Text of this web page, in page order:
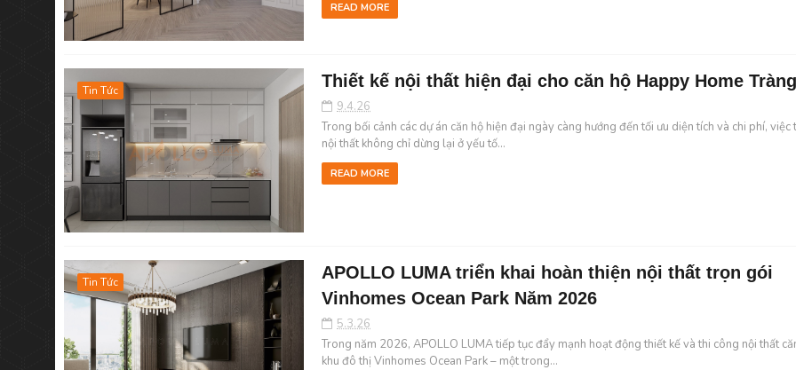
READ MORE
Tin Tức Thiết kế nội thất hiện đại cho căn hộ Happy Home
9.4.26
Trong bối cảnh các dự án căn hộ hiện đại ngày càng hướng đến tối ưu diện tích và chi phí, việc
nội thất không chỉ dừng lại ở yếu tố...
READ MORE
Tin Tức
APOLLO LUMA triển khai hoàn thiện nội thất trọn gói
Vinhomes Ocean Park Năm 2026
5.3.26
Trong năm 2026, APOLLO LUMA tiếp tục đẩy mạnh hoạt động thiết kế và thi công nội thất
khu đô thị Vinhomes Ocean Park – một trong...